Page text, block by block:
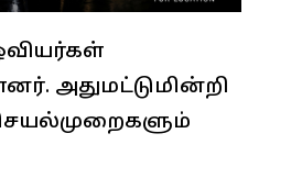
அதுமட்டுமின்றி
செயல்முறைகளும்